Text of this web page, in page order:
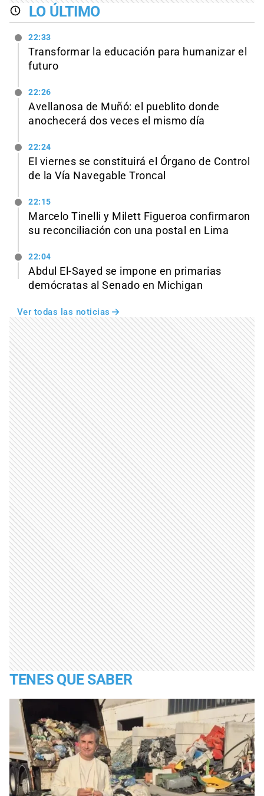
LO ÚLTIMO
22:33
Transformar la educación para humanizar el
futuro
22:26
Avellanosa de Muñó: el pueblito donde
anochecerá dos veces el mismo día
22:24
El viernes se constituirá el Órgano de Control
de la Vía Navegable Troncal
22:15
Marcelo Tinelli y Milett Figueroa confirmaron
su reconciliación con una postal en Lima
22:04
Abdul El-Sayed se impone en primarias
demócratas al Senado en Michigan
Ver todas las noticias
TENES QUE SABER